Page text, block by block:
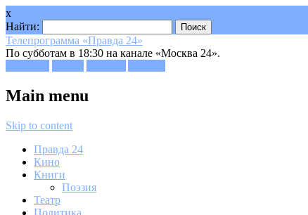
x
Найти:
Телепрограмма «Правда 24»
По субботам в 18:30 на канале «Москва 24».
Main menu
Skip to content
Правда 24
Кино
Книги
Поэзия
Театр
Политика